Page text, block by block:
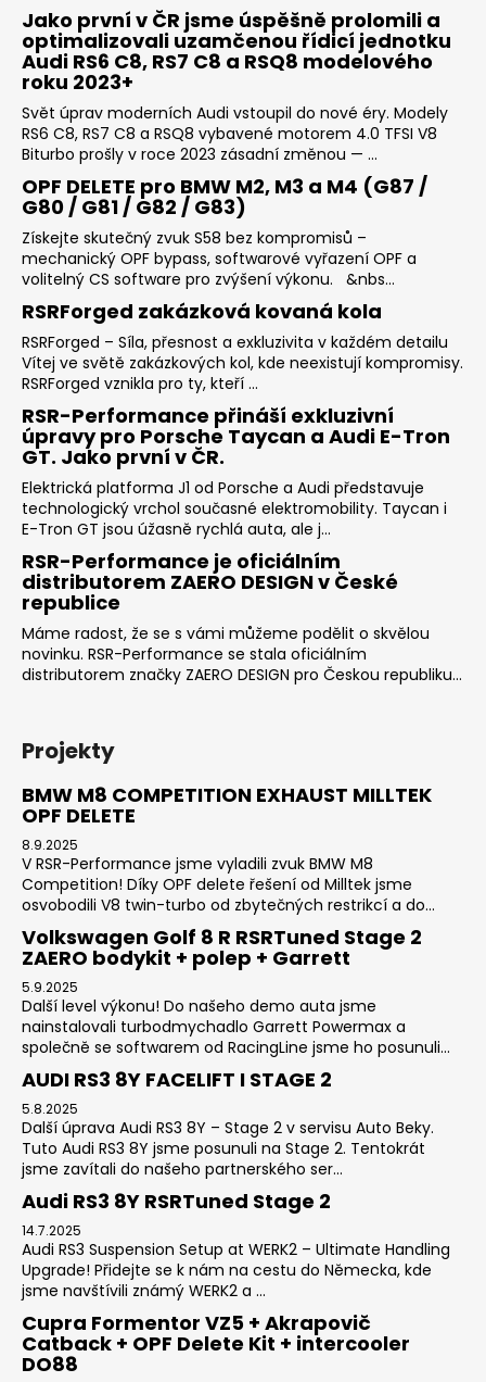
Jako první v ČR jsme úspěšně prolomili a
optimalizovali uzamčenou řídicí jednotku
Audi RS6 C8, RS7 C8 a RSQ8 modelového
roku 2023+
Svět úprav moderních Audi vstoupil do nové éry. Modely
RS6 C8, RS7 C8 a RSQ8 vybavené motorem 4.0 TFSI V8
Biturbo prošly v roce 2023 zásadní změnou — ...
OPF DELETE pro BMW M2, M3 a M4 (G87 /
G80 / G81 / G82 / G83)
Získejte skutečný zvuk S58 bez kompromisů –
mechanický OPF bypass, softwarové vyřazení OPF a
volitelný CS software pro zvýšení výkonu. &nbs...
RSRForged zakázková kovaná kola
RSRForged – Síla, přesnost a exkluzivita v každém detailu
Vítej ve světě zakázkových kol, kde neexistují kompromisy.
RSRForged vznikla pro ty, kteří ...
RSR-Performance přináší exkluzivní
úpravy pro Porsche Taycan a Audi E-Tron
GT. Jako první v ČR.
Elektrická platforma J1 od Porsche a Audi představuje
technologický vrchol současné elektromobility. Taycan i
E-Tron GT jsou úžasně rychlá auta, ale j...
RSR-Performance je oficiálním
distributorem ZAERO DESIGN v České
republice
Máme radost, že se s vámi můžeme podělit o skvělou
novinku. RSR-Performance se stala oficiálním
distributorem značky ZAERO DESIGN pro Českou republiku...
Projekty
BMW M8 COMPETITION EXHAUST MILLTEK
OPF DELETE
8.9.2025
V RSR-Performance jsme vyladili zvuk BMW M8
Competition! Díky OPF delete řešení od Milltek jsme
osvobodili V8 twin-turbo od zbytečných restrikcí a do...
Volkswagen Golf 8 R RSRTuned Stage 2
ZAERO bodykit + polep + Garrett
5.9.2025
Další level výkonu! Do našeho demo auta jsme
nainstalovali turbodmychadlo Garrett Powermax a
společně se softwarem od RacingLine jsme ho posunuli...
AUDI RS3 8Y FACELIFT I STAGE 2
5.8.2025
Další úprava Audi RS3 8Y – Stage 2 v servisu Auto Beky.
Tuto Audi RS3 8Y jsme posunuli na Stage 2. Tentokrát
jsme zavítali do našeho partnerského ser...
Audi RS3 8Y RSRTuned Stage 2
14.7.2025
Audi RS3 Suspension Setup at WERK2 – Ultimate Handling
Upgrade! Přidejte se k nám na cestu do Německa, kde
jsme navštívili známý WERK2 a ...
Cupra Formentor VZ5 + Akrapovič
Catback + OPF Delete Kit + intercooler
DO88